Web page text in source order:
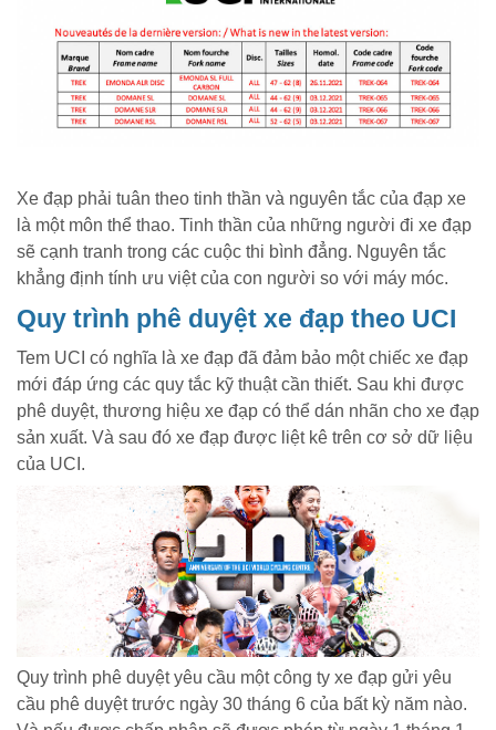
Xe đạp phải tuân theo tinh thần và nguyên tắc của đạp xe
là một môn thể thao. Tinh thần của những người đi xe đạp
sẽ cạnh tranh trong các cuộc thi bình đẳng. Nguyên tắc
khẳng định tính ưu việt của con người so với máy móc.
Quy trình phê duyệt xe đạp theo UCI
Tem UCI có nghĩa là xe đạp đã đảm bảo một chiếc xe đạp
mới đáp ứng các quy tắc kỹ thuật cần thiết. Sau khi được
phê duyệt, thương hiệu xe đạp có thể dán nhãn cho xe đạp
sản xuất. Và sau đó xe đạp được liệt kê trên cơ sở dữ liệu
của UCI.
Quy trình phê duyệt yêu cầu một công ty xe đạp gửi yêu
cầu phê duyệt trước ngày 30 tháng 6 của bất kỳ năm nào.